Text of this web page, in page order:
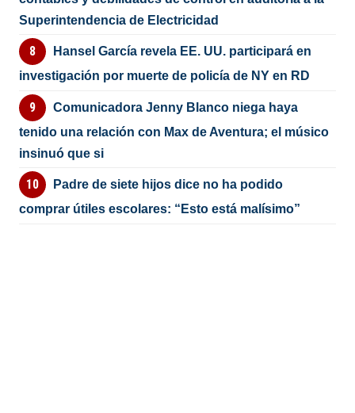
Superintendencia de Electricidad
Hansel García revela EE. UU. participará en
investigación por muerte de policía de NY en RD
Comunicadora Jenny Blanco niega haya
tenido una relación con Max de Aventura; el músico
insinuó que si
Padre de siete hijos dice no ha podido
comprar útiles escolares: “Esto está malísimo”